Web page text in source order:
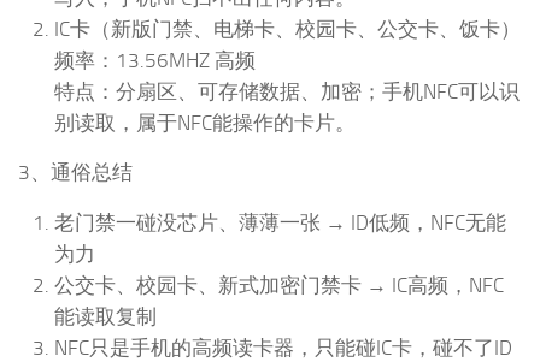
IC卡（新版门禁、电梯卡、校园卡、公交卡、饭卡）
频率：13.56MHZ 高频
特点：分扇区、可存储数据、加密；手机NFC可以识
别读取，属于NFC能操作的卡片。
3、通俗总结
老门禁一碰没芯片、薄薄一张 → ID低频，NFC无能
为力
公交卡、校园卡、新式加密门禁卡 → IC高频，NFC
能读取复制
NFC只是手机的高频读卡器，只能碰IC卡，碰不了ID